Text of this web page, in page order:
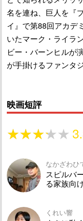
名を連ね、巨人を『
イ』で第88回アカデ
いたマーク・ライラ
ビー・バーンヒルが
が手掛けるファンタ
映画短評
★★★★★
★★★★★
なかざわひ
スピルバ
る家族向
くれい響